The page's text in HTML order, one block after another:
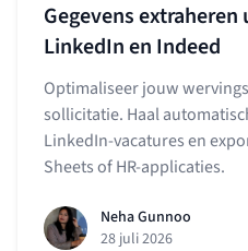
Gegevens
LinkedIn en Indeed
Optimaliseer jouw
sollicitatie. Haal
LinkedIn-vacatures en
Sheets of HR-applicaties.
Neha Gunnoo
28 juli 2026